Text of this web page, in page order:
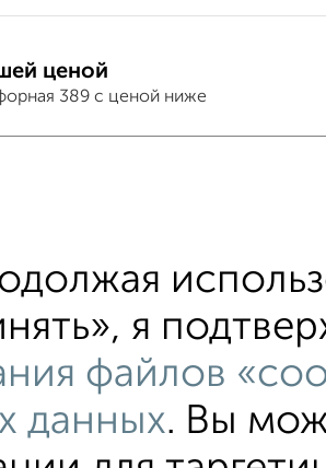
ценой
389 с ценой ниже
площадью до 80 м²
я
файлов
данных. Вы